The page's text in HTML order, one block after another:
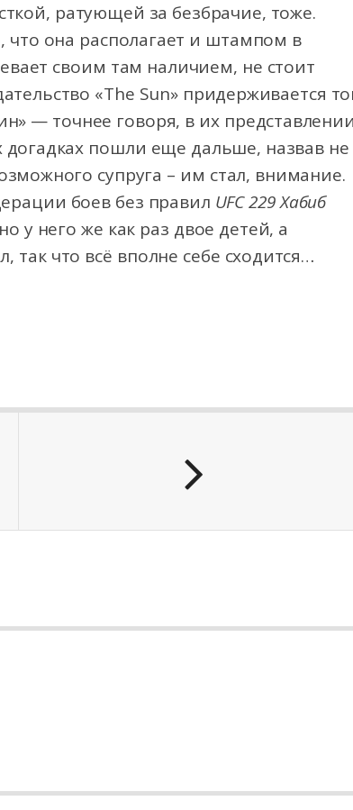
ратующей за безбрачие, тоже.
что она располагает и штампом в
своим там наличием, не стоит
«The Sun» придерживается
— точнее говоря, в их представлении
догадках пошли еще дальше, назвав не
супруга – им стал, внимание.
боев без правил UFC 229 Хабиб
у него же как раз двое детей, а
так что всё вполне себе сходится…